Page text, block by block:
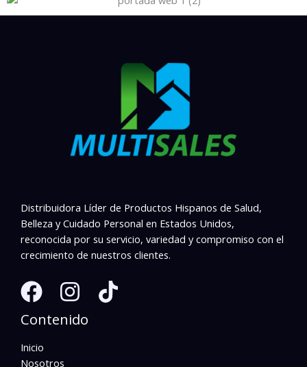
Distribuidora Líder de Productos Hispanos de Salud,
Belleza y Cuidado Personal en Estados Unidos,
reconocida por su servicio, variedad y compromiso con el
crecimiento de nuestros clientes.
Contenido
Inicio
Nosotros